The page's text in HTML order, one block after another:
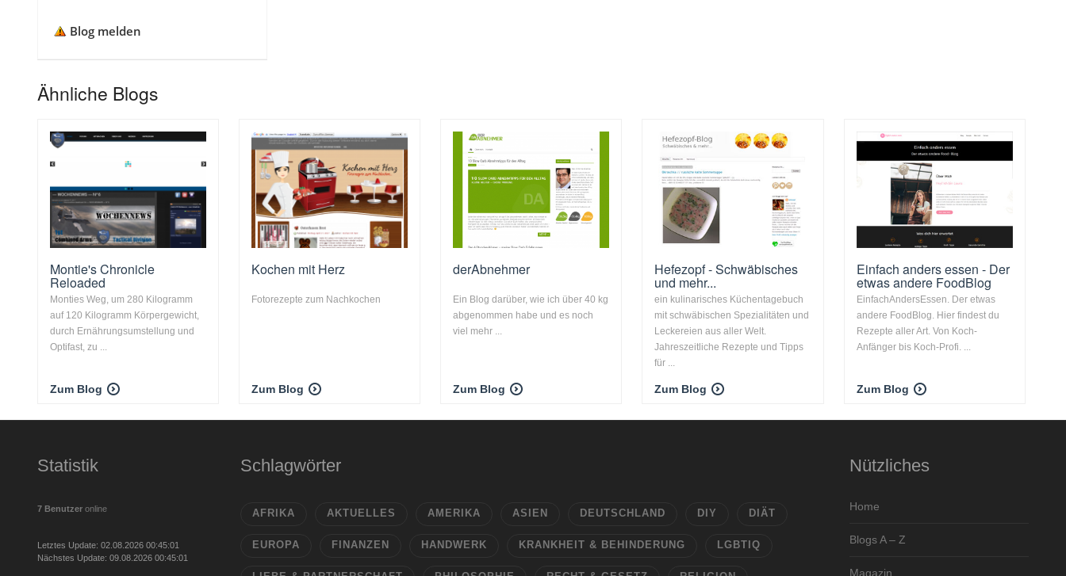
Blog melden
Ähnliche Blogs
Montie's Chronicle
Reloaded
Monties Weg, um 280 Kilogramm
auf 120 Kilogramm Körpergewicht,
durch Ernährungsumstellung und
Optifast, zu ...
Zum Blog
Kochen mit Herz
Fotorezepte zum Nachkochen
Zum Blog
derAbnehmer
Ein Blog darüber, wie ich über 40 kg
abgenommen habe und es noch
viel mehr ...
Zum Blog
Hefezopf - Schwäbisches
und mehr...
ein kulinarisches Küchentagebuch
mit schwäbischen Spezialitäten und
Leckereien aus aller Welt.
Jahreszeitliche Rezepte und Tipps
für ...
Zum Blog
Einfach anders essen - Der
etwas andere FoodBlog
EinfachAndersEssen. Der etwas
andere FoodBlog. Hier findest du
Rezepte aller Art. Von Koch-
Anfänger bis Koch-Profi. ...
Zum Blog
Statistik
7 Benutzer online
Letztes Update: 02.08.2026 00:45:01
Nächstes Update: 09.08.2026 00:45:01
Schlagwörter
AFRIKA AKTUELLES AMERIKA ASIEN DEUTSCHLAND DIY DIÄT
EUROPA FINANZEN HANDWERK KRANKHEIT & BEHINDERUNG LGBTIQ
Nützliches
Home
Blogs A – Z
Magazin